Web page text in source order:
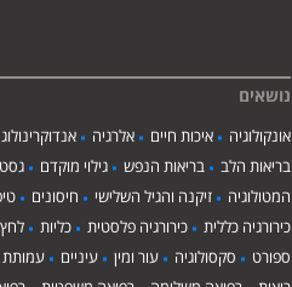
נושאים
אונקולוגיה איכות חיים אלרגיה
בריאות הלב
בריאות הנפש גילוי מוקדם
המטולוגיה
זיקנה והגיל השלישי חיסונים
כירורגיה כללית
כירורגיה פלסטית כליות
ספורט
סקסולוגיה עור ומין עיניים עמותת